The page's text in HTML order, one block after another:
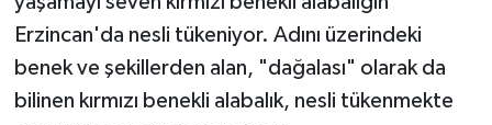
Erzincan'da nesli tükeniyor. Adını üzerindeki
benek ve şekillerden alan, "dağalası" olarak da
bilinen kırmızı benekli alabalık, nesli tükenmekte
TEKNOLOJİ